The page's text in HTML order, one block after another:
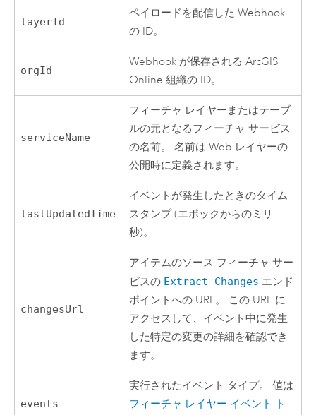
layerId
ペイロードを配信した Webhook
の ID。
orgId
Webhook が保存されるArcGIS
Online 組織の ID。
serviceName
フィーチャ レイヤーまたはテーブ
ルの元となるフィーチャ サービス
の名前。 名前は Web レイヤーの
公開時に定義されます。
lastUpdatedTime
イベントが発生したときのタイム
スタンプ (エポックからのミリ
秒)。
changesUrl
アイテムのソース フィーチャ サー
ビスの Extract Changes エンド
ポイントへの URL。 この URL に
アクセスして、イベント中に発生
した特定の変更の詳細を確認でき
ます。
events
実行されたイベント タイプ。 値は
フィーチャ レイヤー イベント ト